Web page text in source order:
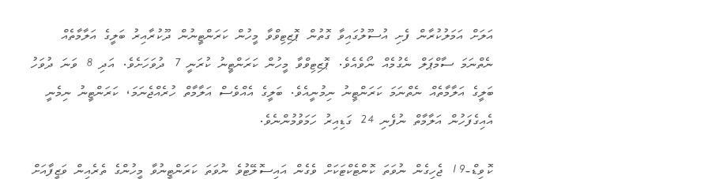
އަލަށް އަމަލުކުރާން ފެށި އުސޫލުގައިވާ ގޮތުން ޕޮޒިޓިވްވާ މީހުން ކަރަންޓީނުން ދޫކުރާއިރު ބަލީގެ އަލާމާތެއް
ނެތްނަމަ ސާމްޕަލް ނެގުމެއް ނޯވެއެވެ. ޕޮޒިޓިވްވާ މީހުން ކަރަންޓީނު ކުރަނީ 7 ދުވަހަށެވެ. އަދި 8 ވަނަ ދުވަހު
ބަލީގެ އަލާމާތެއް ނެތްނަމަ ކަރަންޓީނު ނިމުނީއެވެ. ބަލީގެ އެއްވެސް އަލާމާތް ހުރެއްޖެނަމަ، ކަރަންޓީނު ނިމެނީ
އެއިގެފަހުން އަލާމާތް ނުފެނި 24 ގަޑިއިރު ހަމަވުމުންނެވެ.
ކޮވިޑް-19 ޖެހިގެން ނުވަތަ ކޮންޓެކްޓަކަށް ވެގެން އައިސޮލޭޓުވެ ނުވަތަ ކަރަންޓީނުވާ މީހުންގެ ތެރެއިން ވަޒީފާއަށް